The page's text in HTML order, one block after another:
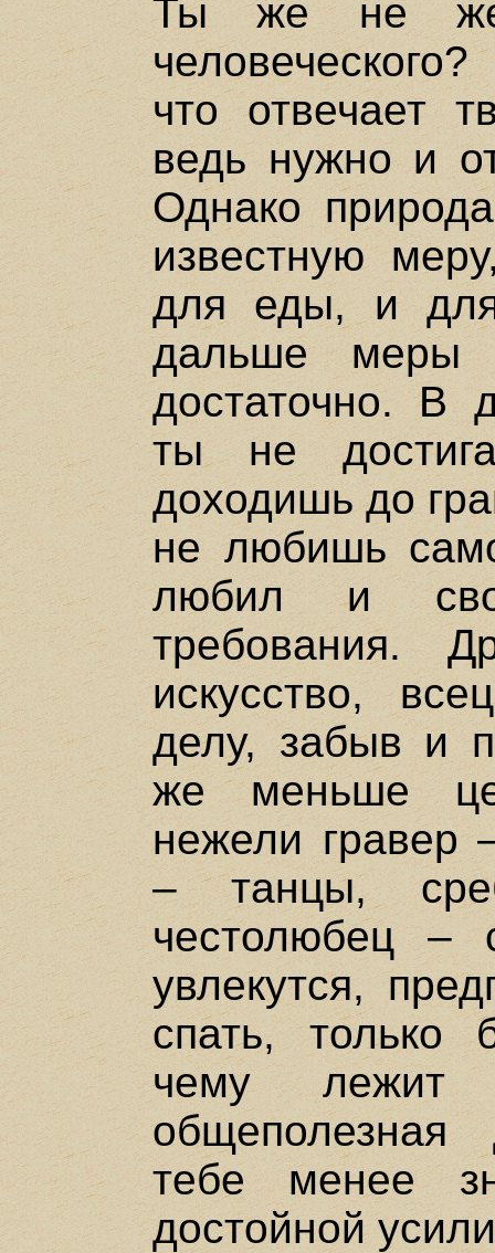
Ты же не
что отвечает
ведь нужно и
Однако
известную
для еды, и
дальше меры
достаточно. В
ты не
доходишь до
не любишь
любил и
требования.
искусство,
делу, забыв и
же меньше
нежели гравер
– танцы,
честолюбец –
увлекутся,
спать, только
чему
общеполезная
тебе менее
достойной